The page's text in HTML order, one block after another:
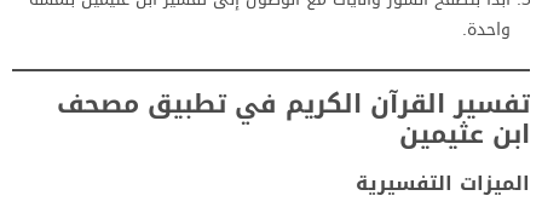
واحدة.
تفسير القرآن الكريم في تطبيق مصحف
ابن عثيمين
الميزات التفسيرية